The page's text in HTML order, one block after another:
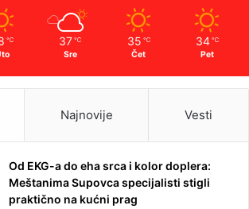
℃ 37 ℃
Sre
35 ℃
Čet
34 ℃
Pet
Najnovije Vesti
Od EKG-a do eha srca i kolor doplera:
Meštanima Supovca specijalisti stigli
praktično na kućni prag